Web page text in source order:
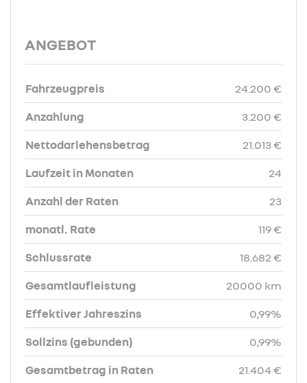
ANGEBOT
Fahrzeugpreis 24.200 €
Anzahlung 3.200 €
Nettodarlehensbetrag 21.013 €
Laufzeit in Monaten 24
Anzahl der Raten 23
monatl. Rate 119 €
Schlussrate 18.682 €
Gesamtlaufleistung 20000 km
Effektiver Jahreszins 0,99%
Sollzins (gebunden) 0,99%
Gesamtbetrag in Raten 21.404 €